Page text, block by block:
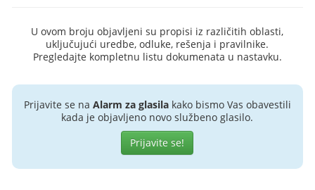
U ovom broju objavljeni su propisi iz različitih oblasti,
uključujući uredbe, odluke, rešenja i pravilnike.
Pregledajte kompletnu listu dokumenata u nastavku.
Prijavite se na Alarm za glasilakako bismo Vas obavestili
kada je objavljeno novo službeno glasilo.
Prijavite se!